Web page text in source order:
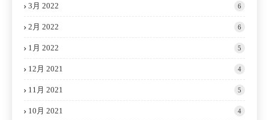
3月 2022 6
2月 2022 6
1月 2022 5
12月 2021 4
11月 2021 5
10月 2021 4